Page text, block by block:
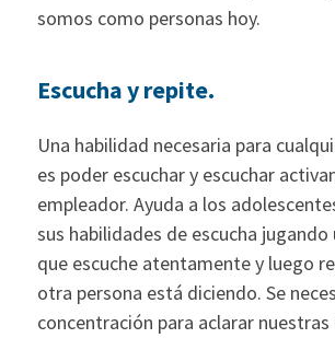
somos como personas hoy.
Escucha y repite.
Una habilidad necesaria para
es poder escuchar y escuchar
empleador. Ayuda a los
sus habilidades de escucha jugando
que escuche atentamente y luego
otra persona está diciendo. Se
concentración para aclarar